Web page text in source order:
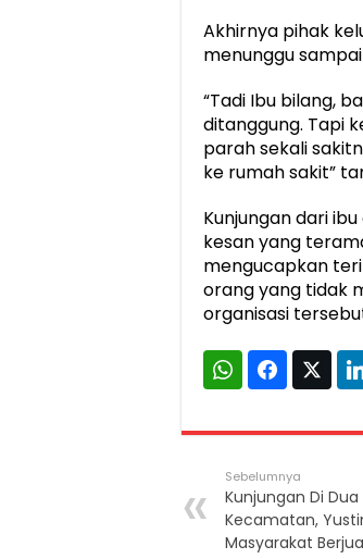
Akhirnya pihak
menunggu
“Tadi Ibu bilang,
ditanggung. Tapi
parah sekali
ke rumah sakit”
Kunjungan dari
kesan yang
mengucapkan
orang yang tidak
organisasi
Sebelumnya
Kunjungan Di Dua
Kecamatan,
Masyarakat